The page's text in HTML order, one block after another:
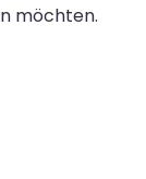
möchten.